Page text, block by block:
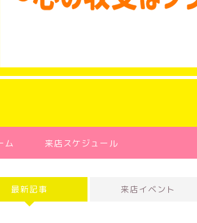
ム 来店スケジュール
最新記事 来店イベント